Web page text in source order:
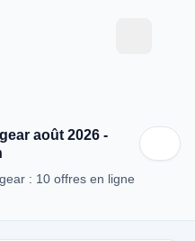
août 2026 -
: 10 offres en ligne